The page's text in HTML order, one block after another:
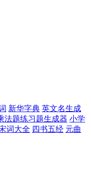
新华字典 英文名生成
法题练习题生成器 小学
词大全 四书五经 元曲